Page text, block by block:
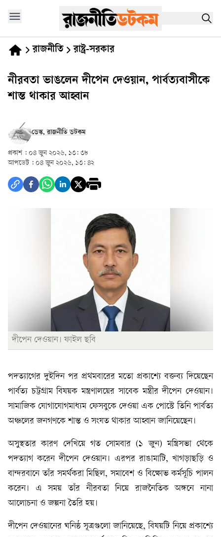
রাজনীতি রাষ্ট্র-সরকার
নীরবতা ভাঙলেন দীপেন দেওয়ান, পার্বত্যবাসীকে
শান্ত থাকার আহ্বান
ডেস্ক, রাজনীতি ডটকম
প্রকাশ : ০৪ জুন ২০২৬, ১৩: ৩৮
আপডেট : ০৪ জুন ২০২৬, ১৩: ৪২
দীপেন দেওয়ান। ফাইল ছবি
পদত্যাগের দুইদিন পর প্রথমবারের মতো প্রকাশ্যে বক্তব্য দিয়েছেন
পার্বত্য চট্টগ্রাম বিষয়ক মন্ত্রণালয়ের সাবেক মন্ত্রীর দীপেন দেওয়ান।
সামাজিক যোগাযোগমাধ্যম ফেসবুকে দেওয়া এক পোস্টে তিনি পার্বত্য
অঞ্চলের জনগণকে শান্ত ও সংযত থাকার আহ্বান জানিয়েছেন।
অসুস্থতার কারণ দেখিয়ে গত সোমবার (১ জুন) মন্ত্রিসভা থেকে
পদত্যাগ করেন দীপেন দেওয়ান। এরপর রাঙামাটি, খাগড়াছড়ি ও
বান্দরবানে তাঁর সমর্থকরা মিছিল, সমাবেশ ও বিক্ষোভ কর্মসূচি পালন
করেন। এ সময় তাঁর নীরবতা নিয়ে রাজনৈতিক অঙ্গনে নানা
আলোচনা ও জল্পনা তৈরি হয়।
দীপেন দেওয়ানের ঘনিষ্ঠ সূত্রগুলো জানিয়েছে, বিষয়টি নিয়ে প্রকাশ্যে